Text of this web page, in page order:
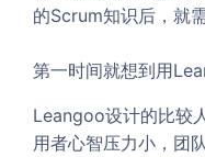
的Scrum知识后，就
第一时间就想到用
Leangoo设计的比较
用者心智压力小，团